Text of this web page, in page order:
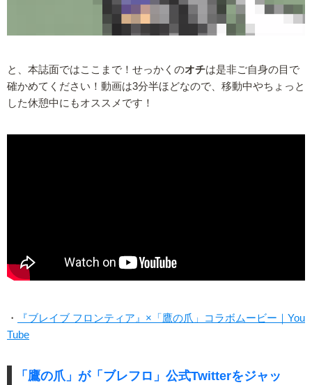
と、本誌面ではここまで！せっかくのオチは是非ご自身の目で
確かめてください！動画は3分半ほどなので、移動中やちょっと
した休憩中にもオススメです！
・
『ブレイブ フロンティア』×「鷹の爪」コラボムービー｜You
Tube
「鷹の爪」が「ブレフロ」公式Twitterをジャッ